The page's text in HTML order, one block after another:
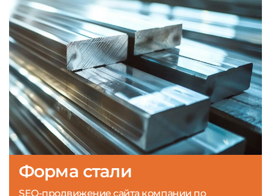
Форма стали
SEO-продвижение сайта компании по